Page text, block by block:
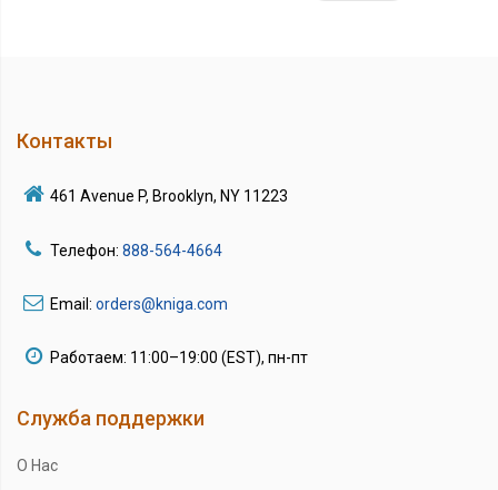
Контакты
461 Avenue P, Brooklyn, NY 11223
Телефон: 888-564-4664
Email: orders@kniga.com
Работаем: 11:00–19:00 (EST), пн-пт
Служба поддержки
О Нас